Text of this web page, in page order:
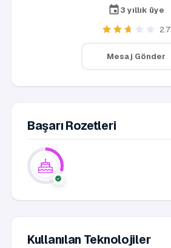
3 yıllık üye
2.7
Mesaj Gönder
Başarı Rozetleri
Kullanılan Teknolojiler